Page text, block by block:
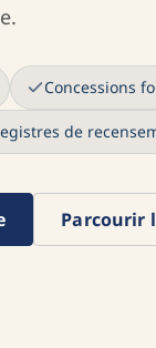
Concessions
de
Parcourir